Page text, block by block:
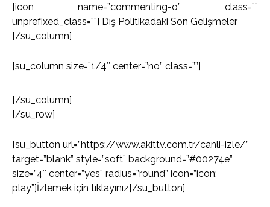
[icon name=”commenting-o” class=””
unprefixed_class=””] Dış Politikadaki Son Gelişmeler
[/su_column]
[su_column size=”1/4″ center=”no” class=””]
[/su_column]
[/su_row]
[su_button url=”https://www.akittv.com.tr/canli-izle/”
target=”blank” style=”soft” background=”#00274e”
size=”4″ center=”yes” radius=”round” icon=”icon:
play”]İzlemek için tıklayınız[/su_button]